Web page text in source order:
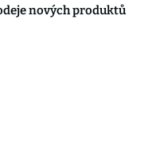
nových produktů